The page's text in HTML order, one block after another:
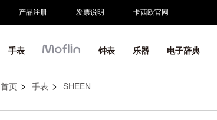
产品注册 发票说明 卡西欧官网
手表 钟表 乐器 电子辞典
首页 手表 SHEEN